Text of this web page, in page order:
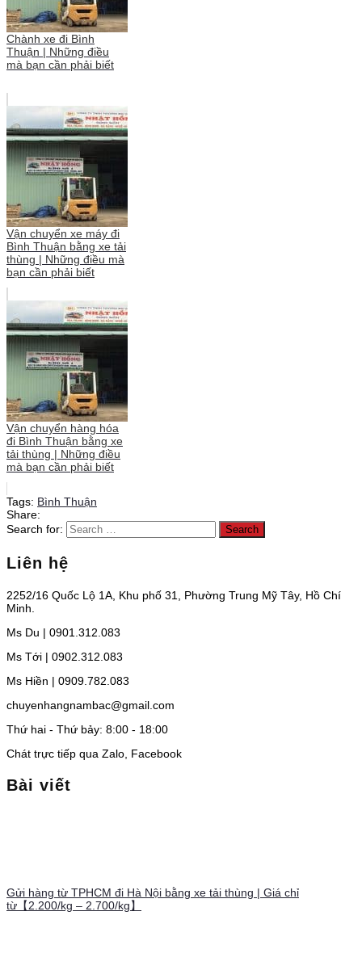
Chành xe đi Bình
Thuận | Những điều
mà bạn cần phải biết
Vận chuyển xe máy đi
Bình Thuận bằng xe tải
thùng | Những điều mà
bạn cần phải biết
Vận chuyển hàng hóa
đi Bình Thuận bằng xe
tải thùng | Những điều
mà bạn cần phải biết
Tags: Bình Thuận
Share:
Search for:
Liên hệ
2252/16 Quốc Lộ 1A, Khu phố 31, Phường Trung Mỹ Tây, Hồ Chí
Minh.
Ms Du | 0901.312.083
Ms Tới | 0902.312.083
Ms Hiền | 0909.782.083
chuyenhangnambac@gmail.com
Thứ hai - Thứ bảy: 8:00 - 18:00
Chát trực tiếp qua Zalo, Facebook
Bài viết
Gửi hàng từ TPHCM đi Hà Nội bằng xe tải thùng | Giá chỉ
từ【2.200/kg – 2.700/kg】